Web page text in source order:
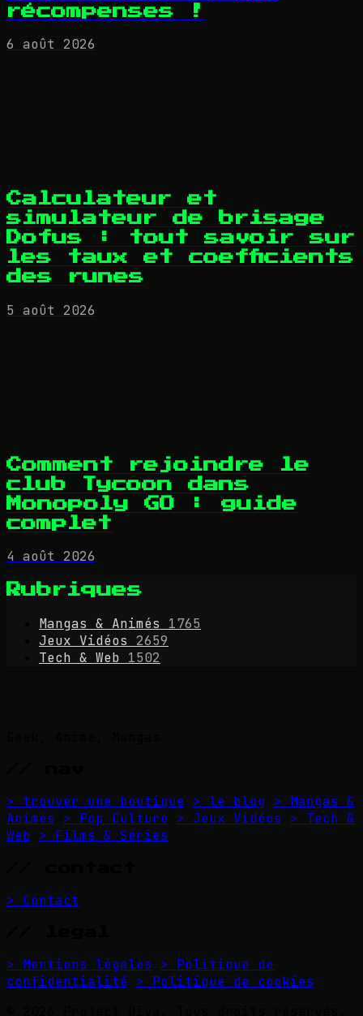
récompenses !
6 août 2026
Calculateur et
simulateur de brisage
Dofus : tout savoir sur
les taux et coefficients
des runes
5 août 2026
Comment rejoindre le
club Tycoon dans
Monopoly GO : guide
complet
4 août 2026
Rubriques
Mangas & Animés
1765
Jeux Vidéos
2659
Tech & Web 1502
> trouver une boutique > le blog > Mangas &
Animés
> Pop Culture > Jeux Vidéos
> Tech &
Web > Films & Séries
> Contact
> Mentions légales
> Politique de
confidentialité > Politique de cookies